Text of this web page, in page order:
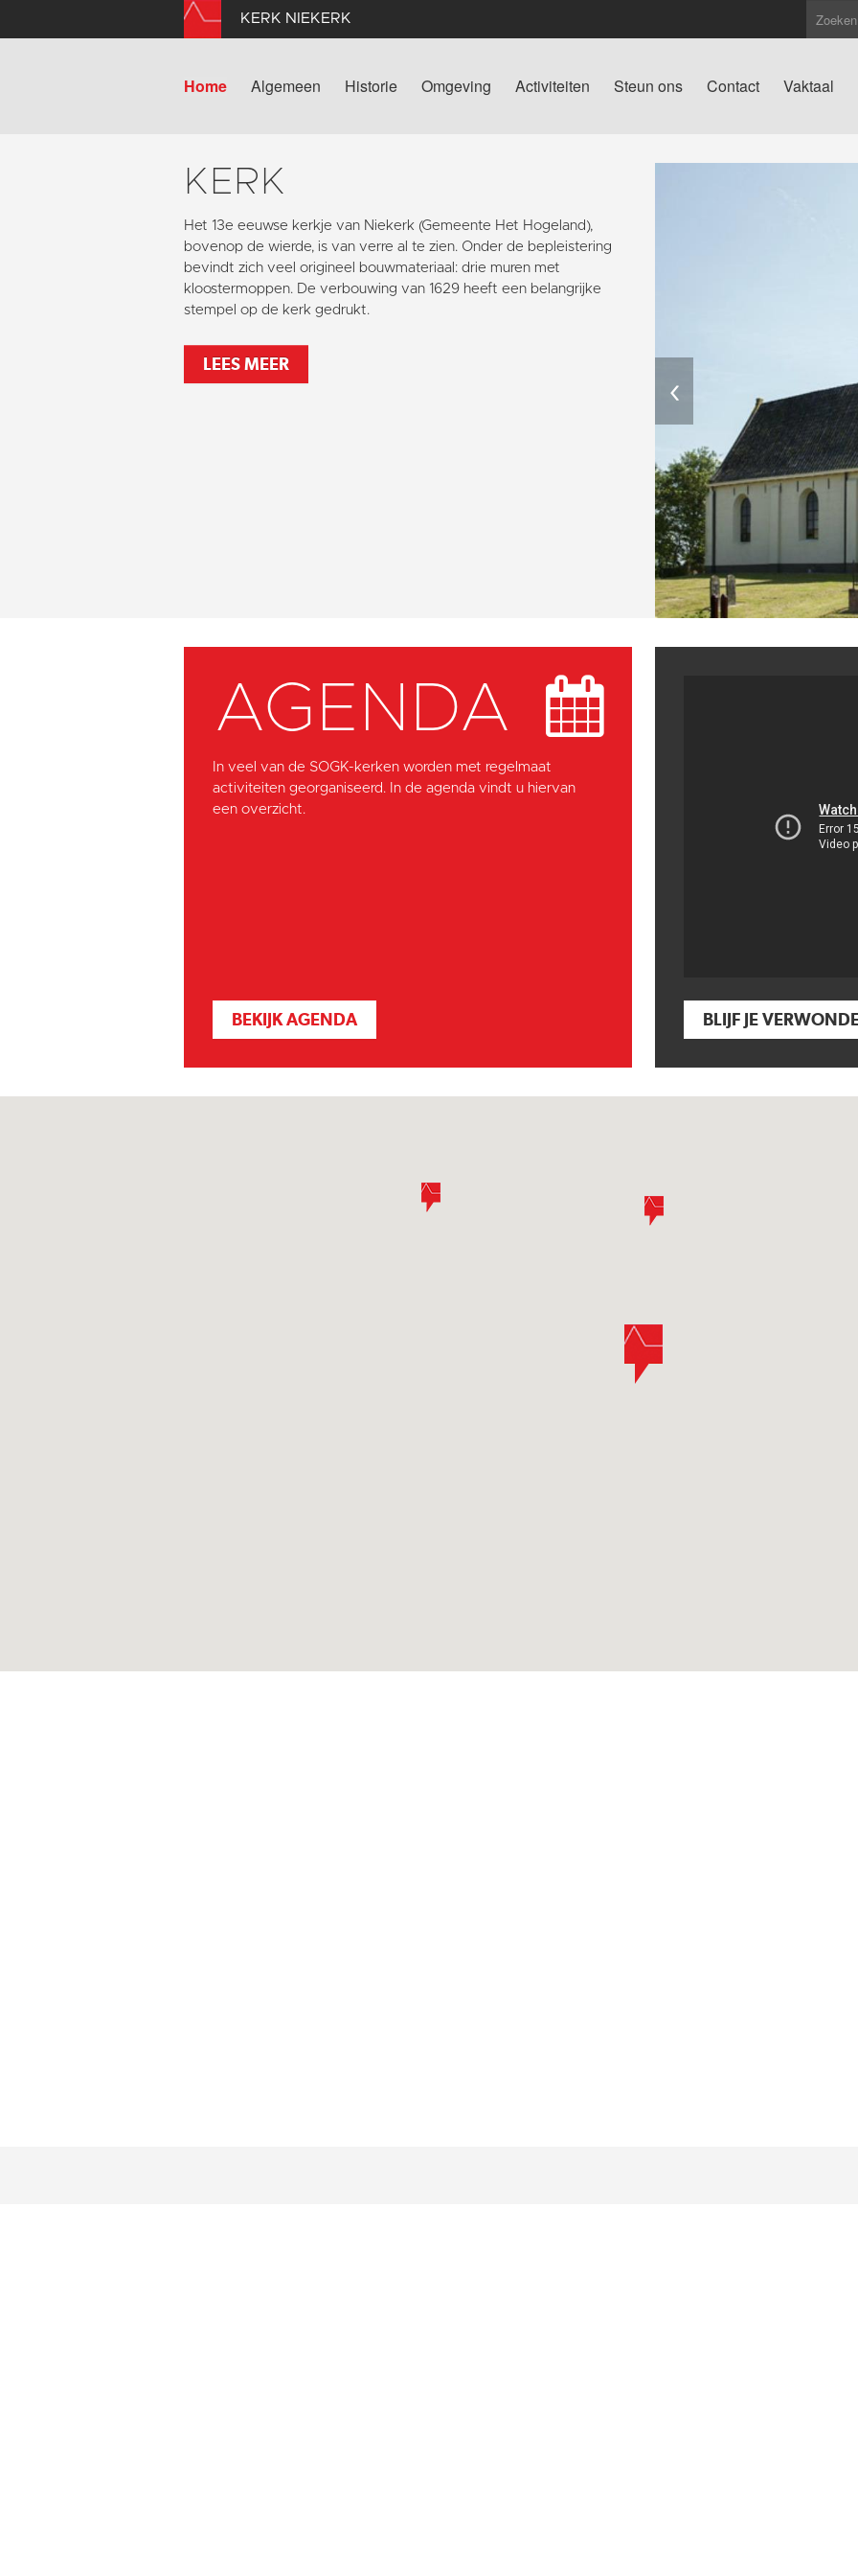
KERK NIEKERK
Home Algemeen Historie Omgeving Activiteiten Steun ons Contact Vaktaal
KERK
Het 13e eeuwse kerkje van Niekerk (Gemeente Het Hogeland),
bovenop de wierde, is van verre al te zien. Onder de bepleistering
bevindt zich veel origineel bouwmateriaal: drie muren met
kloostermoppen. De verbouwing van 1629 heeft een belangrijke
stempel op de kerk gedrukt.
LEES MEER
‹
AGENDA
In veel van de SOGK-kerken worden met regelmaat
activiteiten georganiseerd. In de agenda vindt u hiervan
een overzicht.
BEKIJK AGENDA BLIJF JE